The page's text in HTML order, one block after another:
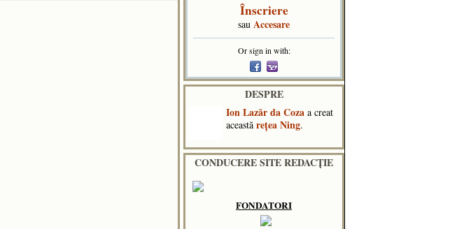
Înscriere
sau Accesare
Or sign in with:
DESPRE
Ion Lazăr da Coza a creat
această reţea Ning.
CONDUCERE SITE REDACȚIE
FONDATORI